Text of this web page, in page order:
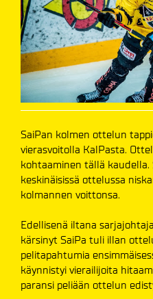
SaiPan kolmen ottelun
vierasvoitolla KalPasta.
kohtaaminen tällä kaudella.
keskinäisissä ottelussa
kolmannen voittonsa.
Edellisenä iltana
kärsinyt SaiPa tuli illan
pelitapahtumia
käynnistyi vierailijoita
paransi peliään ottelun